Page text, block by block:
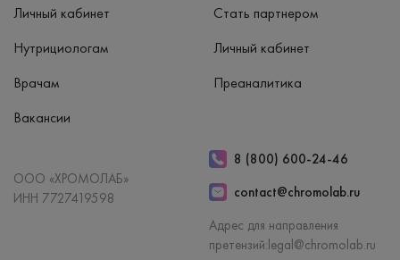
Личный кабинет
Нутрициологам
Врачам
Вакансии
Стать партнером
Личный кабинет
Преаналитика
ООО «ХРОМОЛАБ»
ИНН 7727419598
8 (800) 600-24-46
contact@chromolab.ru
Адрес для направления
претензий:legal@chromolab.ru